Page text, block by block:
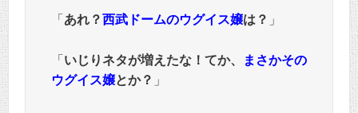
「 あれ？西武ドームのウグイス嬢は？ 」
「 いじりネタが増えたな！てか、
まさかその
ウグイス嬢とか？ 」